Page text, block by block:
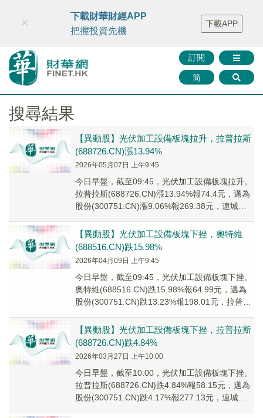
財華智庫網 FINTV FINMETA 財華證券 媒體矩陣
智庫沙龍
聯絡我們
訂閱
简
×
下載財華財經APP
把握投資先機
下載APP
搜尋結果
【異動股】光伏加工設備板塊拉升，拉普拉斯
(688726.CN)漲13.94%
2026年05月07日 上午9:45
今日早盤，截至09:45，光伏加工設備板塊拉升。
拉普拉斯(688726.CN)漲13.94%報74.4元，邁為
股份(300751.CN)漲9.06%報269.38元，連城數
【異動股】光伏加工設備板塊下挫，奧特維
(688516.CN)跌15.98%
2026年04月09日 上午9:45
今日早盤，截至09:45，光伏加工設備板塊下挫。
奧特維(688516.CN)跌15.98%報64.99元，邁為
股份(300751.CN)跌13.23%報198.01元，拉普拉
【異動股】光伏加工設備板塊下挫，拉普拉斯
(688726.CN)跌4.84%
2026年03月27日 上午10:00
今日早盤，截至10:00，光伏加工設備板塊下挫。
拉普拉斯(688726.CN)跌4.84%報58.15元，邁為
股份(300751.CN)跌4.17%報277.13元，連城數